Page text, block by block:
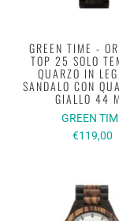
GREEN TIME -
TOP 25 SOLO
QUARZO IN
SANDALO CON
GIALLO 44
GREEN
€119,00